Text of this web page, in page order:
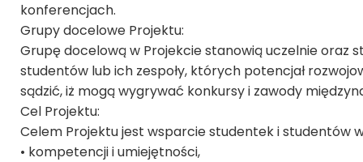
konferencjach.
Grupy docelowe Projektu:
Grupę docelową w Projekcie stanowią uczelnie oraz
studentów lub ich zespoły, których potencjał
sądzić, iż mogą wygrywać konkursy i zawody
Cel Projektu:
Celem Projektu jest wsparcie studentek i studentów
• kompetencji i umiejętności,